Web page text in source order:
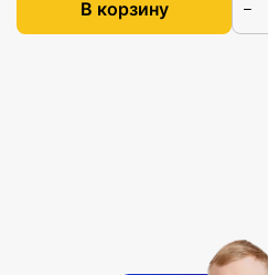
В корзину −